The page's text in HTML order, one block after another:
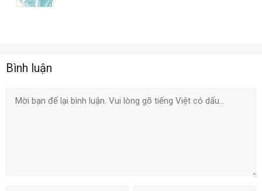
Bình luận
Comment